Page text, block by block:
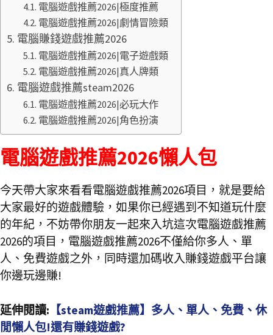
電腦遊戲推薦2026|極度推薦
電腦遊戲推薦2026|劇情冒險類
電腦賺錢遊戲推薦2026
電腦遊戲推薦2026|電子遊戲類
電腦遊戲推薦2026|真人牌類
電腦遊戲推薦steam2026
電腦遊戲推薦2026|必玩大作
電腦遊戲推薦2026|角色扮演
電腦遊戲推薦2026懶人包
今天帶大家來看看電腦遊戲推薦2026項目，就是要給
大家最好的遊戲體驗，如果你已經遇到不知道玩什麼
的年紀，不妨帶你朋友一起來入坑這次電腦遊戲推薦
2026的項目，電腦遊戲推薦2026不僅給你多人、單
人、免費遊戲之外，同時還加碼收入賺錢遊戲平台讓
你邊玩邊賺!
延伸閱讀: 【steam遊戲推薦】多人、單人、免費、休
閒懶人包!還有賺錢遊戲?